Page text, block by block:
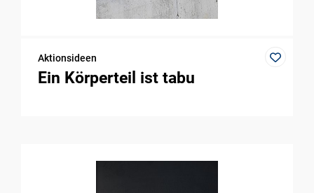
Aktionsideen
Ein Körperteil ist tabu